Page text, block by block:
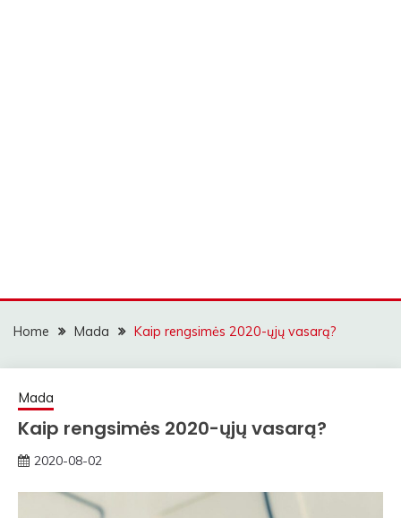
Home Mada Kaip rengsimės 2020-ųjų vasarą?
Mada
Kaip rengsimės 2020-ųjų vasarą?
2020-08-02